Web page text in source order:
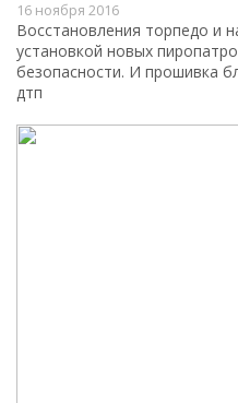
16 ноября 2016
Восстановления торпедо и
установкой новых
безопасности. И прошивка
дтп